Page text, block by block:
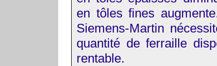
en tôles fines
Siemens-Martin
quantité de ferraille
rentable.